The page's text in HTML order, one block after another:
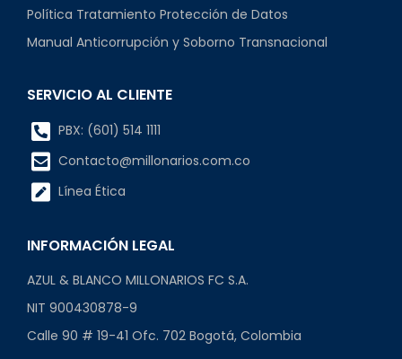
Política Tratamiento Protección de Datos
Manual Anticorrupción y Soborno Transnacional
SERVICIO AL CLIENTE
PBX: (601) 514 1111
Contacto@millonarios.com.co
Línea Ética
INFORMACIÓN LEGAL
AZUL & BLANCO MILLONARIOS FC S.A.
NIT 900430878-9
Calle 90 # 19-41 Ofc. 702 Bogotá, Colombia